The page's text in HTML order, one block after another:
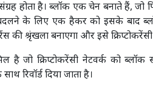
होता है। ब्लॉक एक चेन बनाते हैं,
के लिए एक हैकर को इसके बाद
श्रृंखला बनाएगा और इसे क्रिप्टोकरेंसी
है जो क्रिप्टोकरेंसी नेटवर्क को
रिवॉर्ड दिया जाता है।